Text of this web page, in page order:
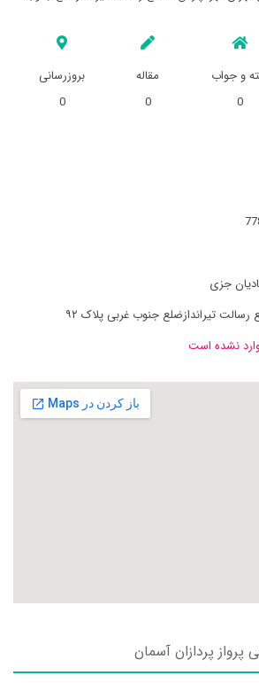
و جواب
0
مقاله
0
بروزرسانی
0
جزی
رسالت تیراندازضلع جنوب غربی پلاک ۹۲
نشده است
پردازان آسمان